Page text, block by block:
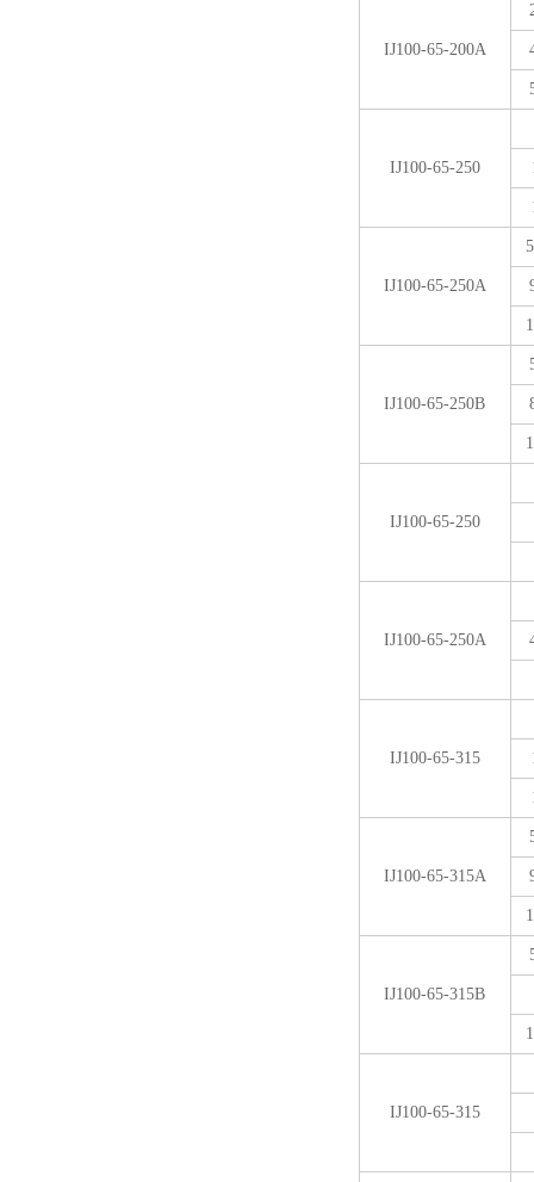
IJ100-65-200A
IJ100-65-250
IJ100-65-250A
IJ100-65-250B
IJ100-65-250
IJ100-65-250A
IJ100-65-315
IJ100-65-315A
IJ100-65-315B
IJ100-65-315